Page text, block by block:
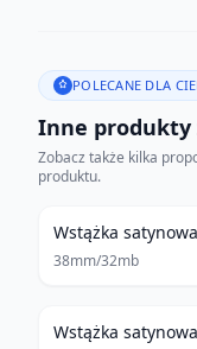
POLECANE DLA
Inne
Zobacz także kilka
produktu.
Wstążka
38mm/32mb
Wstążka